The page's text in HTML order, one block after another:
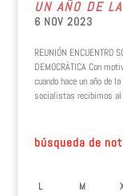
UN AÑO DE
6 NOV 2023
REUNIÓN ENCUENTRO
DEMOCRÁTICA Con
cuando hace un año de
socialistas recibimos al
búsqueda de
L M